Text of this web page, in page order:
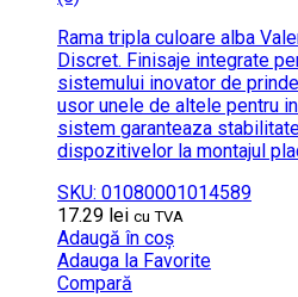
Rama tripla culoare alba
Discret. Finisaje integrate
sistemului inovator de
usor unele de altele pentru
sistem garanteaza
dispozitivelor la montajul
SKU: 01080001014589
17.29 lei cu TVA
Adaugă în coș
Adauga la Favorite
Compară